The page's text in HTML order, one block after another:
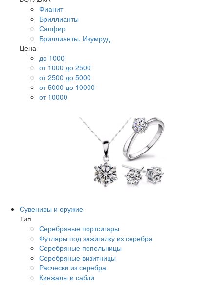
Фианит
Бриллианты
Сапфир
Бриллианты, Изумруд
Цена
до 1000
от 1000 до 2500
от 2500 до 5000
от 5000 до 10000
от 10000
Сувениры и оружие
Тип
Серебряные портсигары
Футляры под зажигалку из серебра
Серебряные пепельницы
Серебряные визитницы
Расчески из серебра
Кинжалы и сабли